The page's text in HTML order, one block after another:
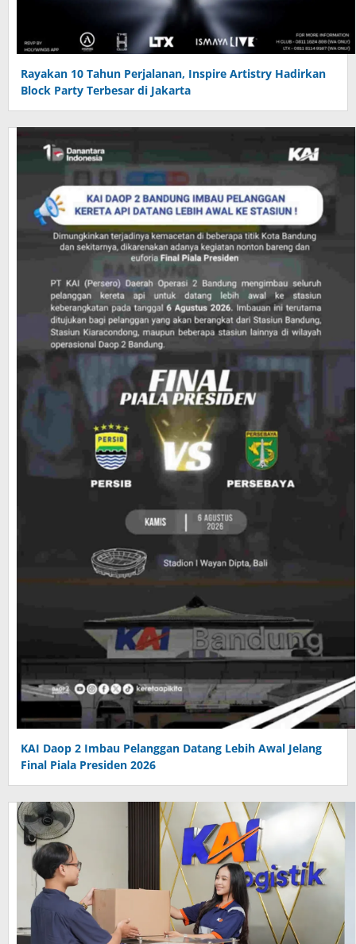
Rayakan 10 Tahun Perjalanan, Inspire Artistry Hadirkan
Block Party Terbesar di Jakarta
KAI Daop 2 Imbau Pelanggan Datang Lebih Awal Jelang
Final Piala Presiden 2026